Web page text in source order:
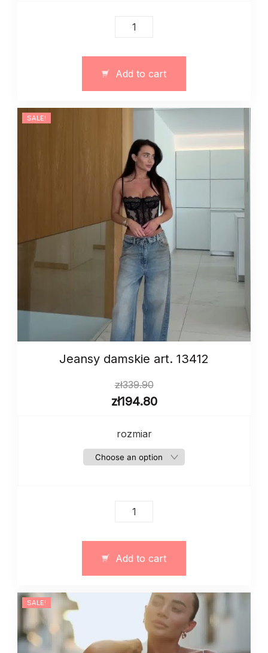
Sukienka-
quantity
Add to cart
SALE!
Jeansy damskie art. 13412
zł339.90
zł194.80
rozmiar
Jeansy
quantity
Add to cart
SALE!